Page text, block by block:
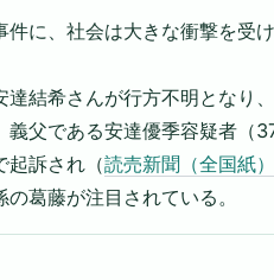
件に、社会は大きな衝撃を受
達結希さんが行方不明となり、
義父である安達優季容疑者（
起訴され（読売新聞（全国紙）
葛藤が注目されている。